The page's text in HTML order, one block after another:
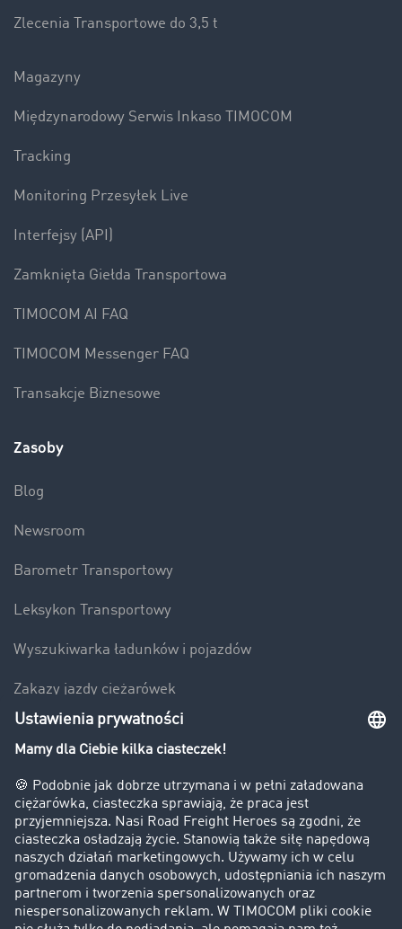
Zlecenia Transportowe do 3,5 t
Magazyny
Międzynarodowy Serwis Inkaso TIMOCOM
Tracking
Monitoring Przesyłek Live
Interfejsy (API)
Zamknięta Giełda Transportowa
TIMOCOM AI FAQ
TIMOCOM Messenger FAQ
Transakcje Biznesowe
Zasoby
Blog
Newsroom
Barometr Transportowy
Leksykon Transportowy
Wyszukiwarka ładunków i pojazdów
Zakazy jazdy ciężarówek
Bezpieczeństwo
Firma
Historie sukcesu
Klienci pozyskują nowych klientów
Informacje prawne